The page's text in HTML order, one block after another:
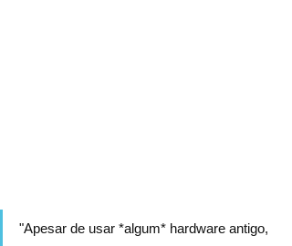
"Apesar de usar *algum* hardware antigo,